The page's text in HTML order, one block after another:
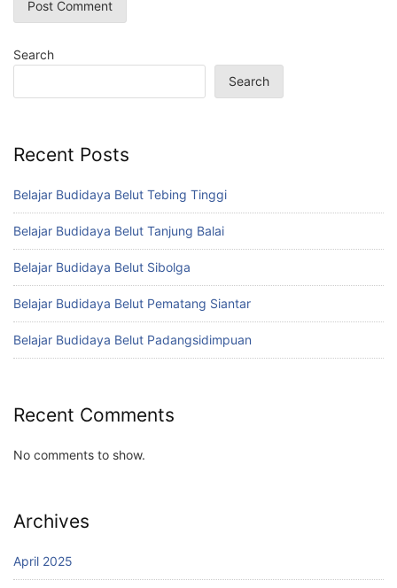
Search
Search
Recent Posts
Belajar Budidaya Belut Tebing Tinggi
Belajar Budidaya Belut Tanjung Balai
Belajar Budidaya Belut Sibolga
Belajar Budidaya Belut Pematang Siantar
Belajar Budidaya Belut Padangsidimpuan
Recent Comments
No comments to show.
Archives
April 2025